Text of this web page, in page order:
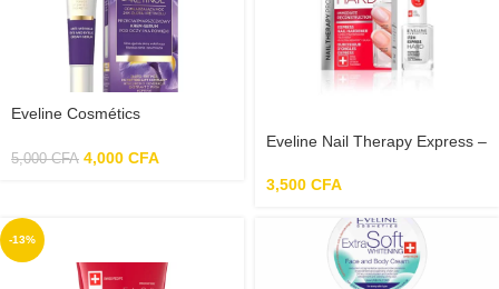
Eveline Cosmétics
Pour Le Contour Des Yeux
5,000CFA 4,000 CFA
Eveline Nail Therapy Express –
le traitement fragile des ongles
3,500 CFA
-13%